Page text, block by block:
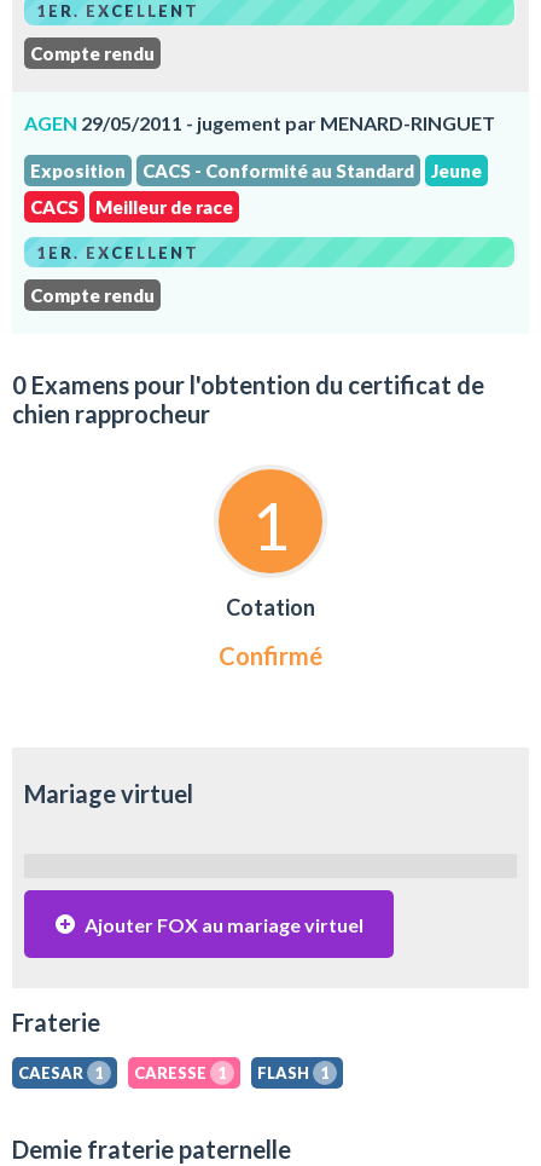
1ER. EXCELLENT
Compte rendu
AGEN 29/05/2011 - jugement par MENARD-RINGUET
Exposition CACS - Conformité au Standard
Jeune
CACS
Meilleur de race
1ER. EXCELLENT
Compte rendu
0 Examens pour l'obtention du certificat de
chien rapprocheur
1
Cotation
Confirmé
Mariage virtuel
Ajouter FOX au mariage virtuel
Fraterie
CAESAR 1 CARESSE 1 FLASH 1
Demie fraterie paternelle